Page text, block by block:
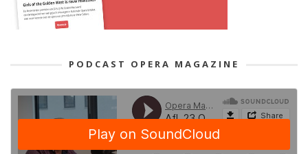
PODCAST OPERA MAGAZINE